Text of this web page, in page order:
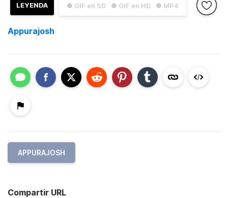
● GIF en SD ● GIF en HD ● MP4
LEYENDA
Appurajosh
APPURAJOSH
Compartir URL